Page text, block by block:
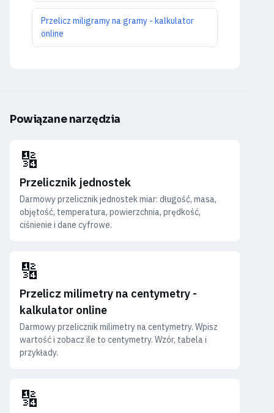
Przelicz miligramy na gramy - kalkulator
online
Powiązane narzędzia
🔢
Przelicznik jednostek
Darmowy przelicznik jednostek miar: długość, masa,
objętość, temperatura, powierzchnia, prędkość,
ciśnienie i dane cyfrowe.
🔢
Przelicz milimetry na centymetry -
kalkulator online
Darmowy przelicznik milimetry na centymetry. Wpisz
wartość i zobacz ile to centymetry. Wzór, tabela i
przykłady.
🔢